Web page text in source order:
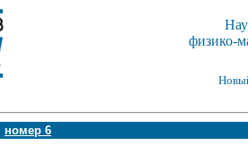
физико-
номер 6